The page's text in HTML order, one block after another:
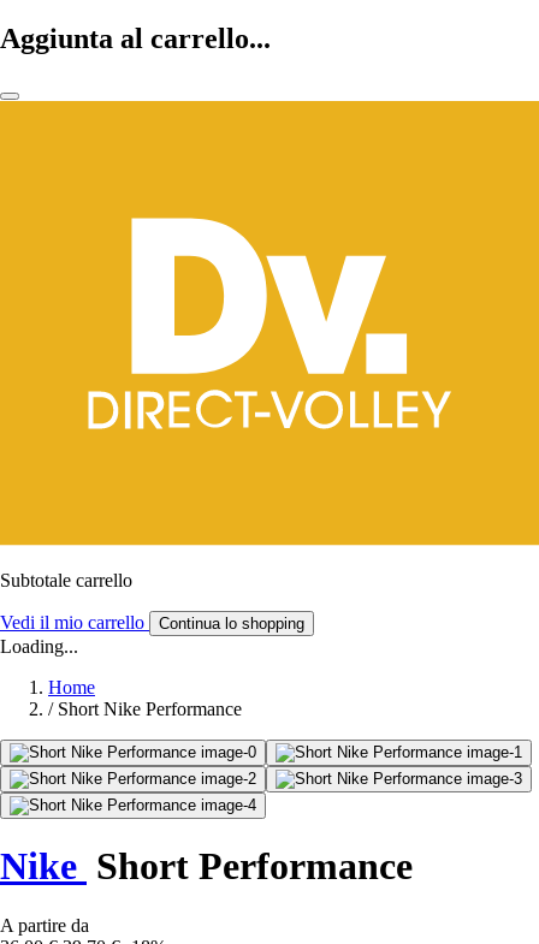
Aggiunta al carrello...
Subtotale carrello
Vedi il mio carrello Continua lo shopping
Loading...
Home
/ Short Nike Performance
Nike Short Performance
A partire da